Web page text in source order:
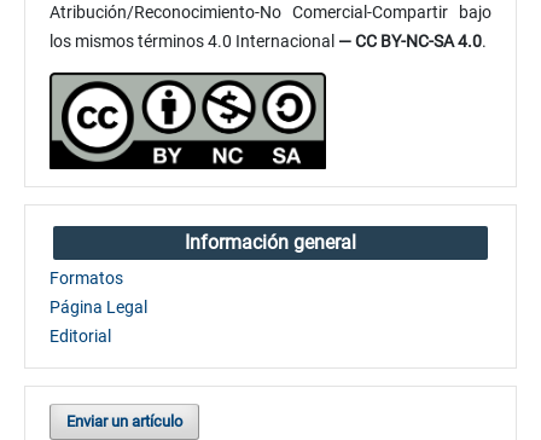
Atribución/Reconocimiento-No Comercial-Compartir bajo
los mismos términos 4.0 Internacional — CC BY-NC-SA 4.0.
Información general
Formatos
Página Legal
Editorial
Enviar un artículo